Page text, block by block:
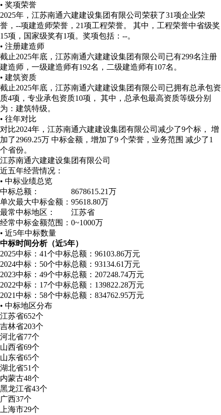
• 奖项荣誉
2025年，江苏南通六建建设集团有限公司荣获了31项企业荣
誉，--项建造师荣誉，21项工程荣誉。 其中，工程荣誉中省级奖
15项，国家级奖有1项。 奖项包括：--。
• 注册建造师
截止2025年底，江苏南通六建建设集团有限公司已有299名注册
建造师，一级建造师有192名，二级建造师有107名。
• 建筑资质
截止2025年底，江苏南通六建建设集团有限公司已拥有总承包资
质4项，专业承包资质10项， 其中，总承包最高资质等级分别
为：建筑特级。
• 往年对比
对比2024年，江苏南通六建建设集团有限公司减少了9个标， 增
加了2969.25万 中标金额，增加了9 个荣誉，业务范围 减少了1
个省份。
江苏南通六建建设集团有限公司
近五年经营情况：
• 中标业绩总览
中标总额：
8678615.21万
单次最大中标金额： 95618.80万
最常中标地区：
江苏省
经常中标金额范围： 0~1000万
• 近5年中标数量
中标时间分析（近5年）
2025中标：41个中标总额：96103.86万元
2024中标：50个中标总额：93134.61万元
2023中标：49个中标总额：207248.74万元
2022中标：17个中标总额：139822.28万元
2021中标：58个中标总额：834762.95万元
• 中标地区分布
江苏省652个
吉林省203个
河北省77个
山西省69个
山东省65个
湖北省51个
内蒙古48个
黑龙江省43个
广西37个
上海市29个